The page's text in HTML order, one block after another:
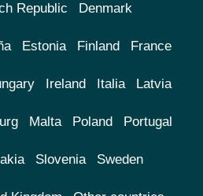
Republic Denmark
Estonia Finland France
Ireland Italia Latvia
Malta Poland Portugal
Slovenia Sweden